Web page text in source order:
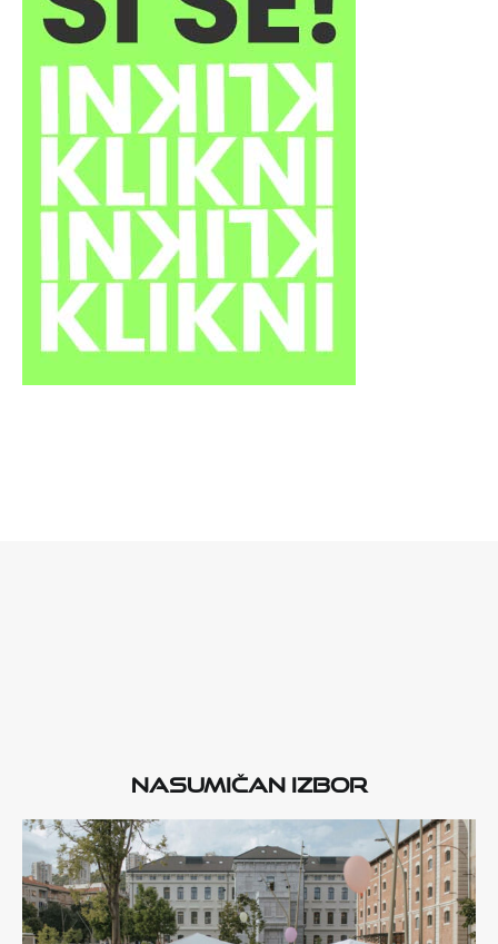
Nasumičan izbor